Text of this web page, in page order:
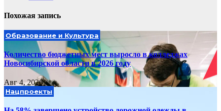
Похожая запись
Образование и Культура
Количество бюджетных мест выросло в колледжах
Новосибирской области в 2026 году
Авг 4, 2026
Нацпроекты